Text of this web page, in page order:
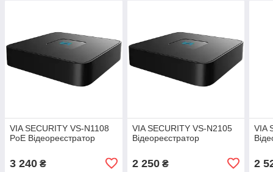
VIA SECURITY VS-N1108
PoE Відеореєстратор
3 240 ₴
VIA SECURITY VS-N2105
Відеореєстратор
2 250₴
VIA
2